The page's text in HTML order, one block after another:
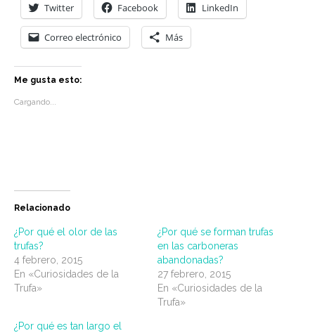
Twitter Facebook LinkedIn
Correo electrónico Más
Me gusta esto:
Cargando...
Relacionado
¿Por qué el olor de las
trufas?
4 febrero, 2015
En «Curiosidades de la
Trufa»
¿Por qué se forman trufas
en las carboneras
abandonadas?
27 febrero, 2015
En «Curiosidades de la
Trufa»
¿Por qué es tan largo el